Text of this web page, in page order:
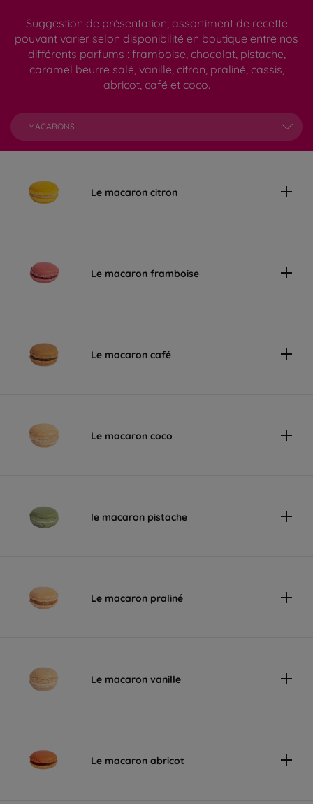
Suggestion de présentation, assortiment de recette
pouvant varier selon disponibilité en boutique entre nos
différents parfums : framboise, chocolat, pistache,
caramel beurre salé, vanille, citron, praliné, cassis,
abricot, café et coco.
MACARONS
Le macaron citron
Le macaron framboise
Le macaron café
Le macaron coco
le macaron pistache
Le macaron praliné
Le macaron vanille
Le macaron abricot